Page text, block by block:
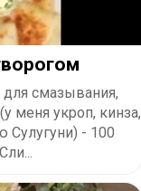
смазывания,
меня укроп, кинза,
Сулугуни) - 100